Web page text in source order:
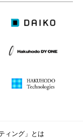
ィング」とは